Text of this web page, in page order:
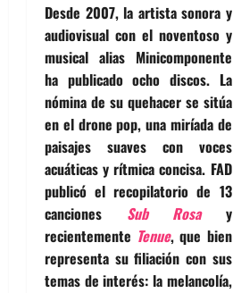
Desde 2007, la artista sonora y
audiovisual con el noventoso y
musical alias Minicomponente
ha publicado ocho discos. La
nómina de su quehacer se sitúa
en el drone pop, una miríada de
paisajes suaves con voces
acuáticas y rítmica concisa. FAD
publicó el recopilatorio de 13
canciones Sub Rosay
recientemente Tenue, que bien
representa su filiación con sus
temas de interés: la melancolía,